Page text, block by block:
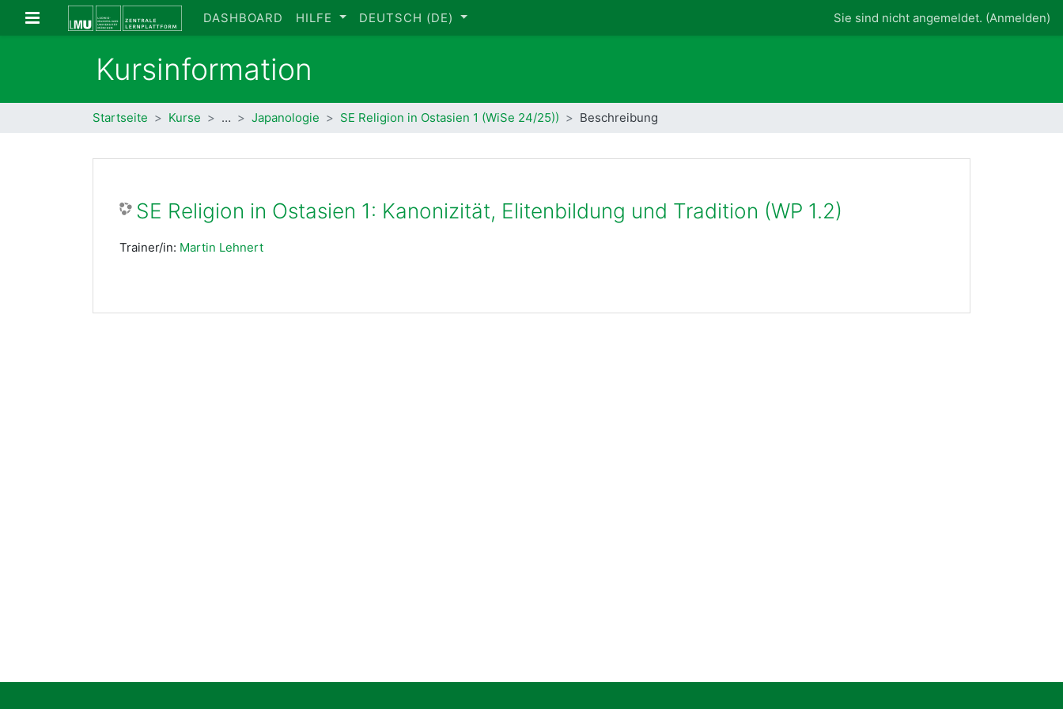
Zum Hauptinhalt
Website-Übersicht DASHBOARD HILFE DEUTSCH ‎(DE)‎ Sie sind nicht angemeldet. (Anmelden)
Kursinformation
Startseite Kurse … Japanologie SE Religion in Ostasien 1 (WiSe 24/25)) Beschreibung
SE Religion in Ostasien 1: Kanonizität, Elitenbildung und Tradition (WP 1.2)
Trainer/in: Martin Lehnert